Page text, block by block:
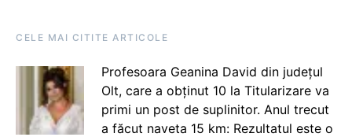
CELE MAI CITITE ARTICOLE
Profesoara Geanina David din județul
Olt, care a obținut 10 la Titularizare va
primi un post de suplinitor. Anul trecut
a făcut naveta 15 km: Rezultatul este o